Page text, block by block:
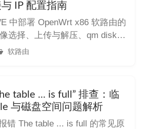
IP 配置指南
中部署 OpenWrt x86 软路由的
选择、上传与解压、qm disk
导入磁盘、虚拟机启动项配
软路由
table ... is full” 排查：临
与磁盘空间问题解析
错 The table ... is full 的常见原